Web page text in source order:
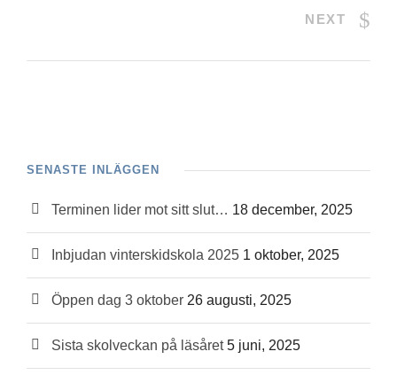
NEXT
SENASTE INLÄGGEN
Terminen lider mot sitt slut… 18 december, 2025
Inbjudan vinterskidskola 2025 1 oktober, 2025
Öppen dag 3 oktober 26 augusti, 2025
Sista skolveckan på läsåret 5 juni, 2025